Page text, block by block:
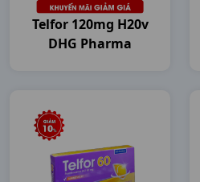
Telfor 120mg H20v
DHG Pharma